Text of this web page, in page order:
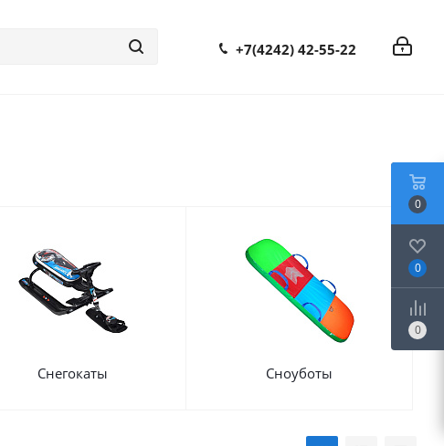
+7(4242) 42-55-22
Снегокаты Сноуботы
0
0
0